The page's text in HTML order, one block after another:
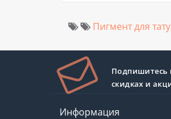
Пигмент для
Подпишитесь
скидках и
Информация